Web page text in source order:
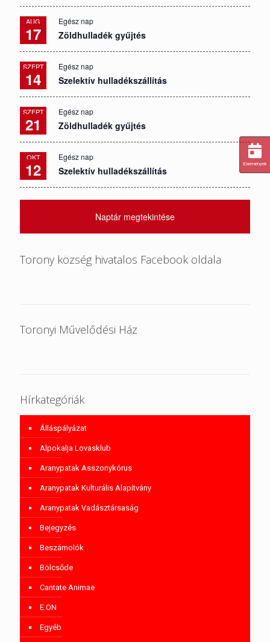
AUG
17
Egész nap
Zöldhulladék gyűjtés
SZEPT
14
Egész nap
Szelektív hulladékszállítás
SZEPT
21
Egész nap
Zöldhulladék gyűjtés
OKT
12
Egész nap
Szelektív hulladékszállítás
Naptár megtekintése
Torony község hivatalos Facebook oldala
Toronyi Művelődési Ház
Hírkategóriák
Álláspályázat
Alpokalja Lovasklub
Aranypatak Asszonykórus
Aranypatak Kulturális Alapítvány
Aranypatak Vadásztársaság
Bejegyzés
Beszámolók
Bölcsőde
Cantate Animae
E.ON
Egyéb
Események